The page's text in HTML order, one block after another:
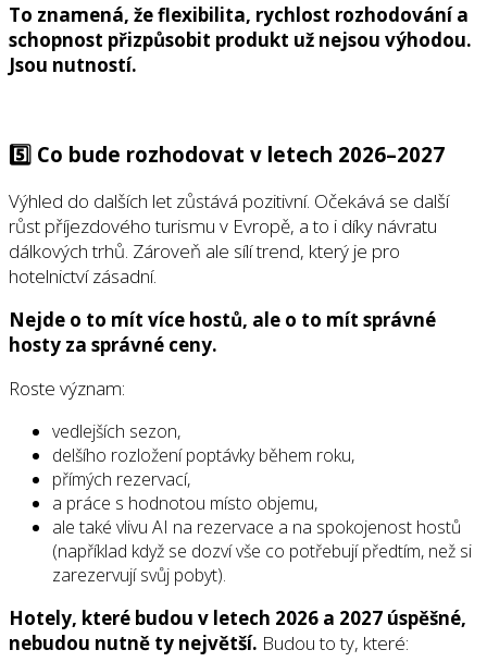
To znamená, že flexibilita, rychlost rozhodování a
schopnost přizpůsobit produkt už nejsou výhodou.
Jsou nutností.
5️⃣ Co bude rozhodovat v letech 2026–2027
Výhled do dalších let zůstává pozitivní. Očekává se další
růst příjezdového turismu v Evropě, a to i díky návratu
dálkových trhů. Zároveň ale sílí trend, který je pro
hotelnictví zásadní.
Nejde o to mít více hostů, ale o to mít správné
hosty za správné ceny.
Roste význam:
vedlejších sezon,
delšího rozložení poptávky během roku,
přímých rezervací,
a práce s hodnotou místo objemu,
ale také vlivu AI na rezervace a na spokojenost hostů
(například když se dozví vše co potřebují předtím, než si
zarezervují svůj pobyt).
Hotely, které budou v letech 2026 a 2027 úspěšné,
nebudou nutně ty největší. Budou to ty, které: